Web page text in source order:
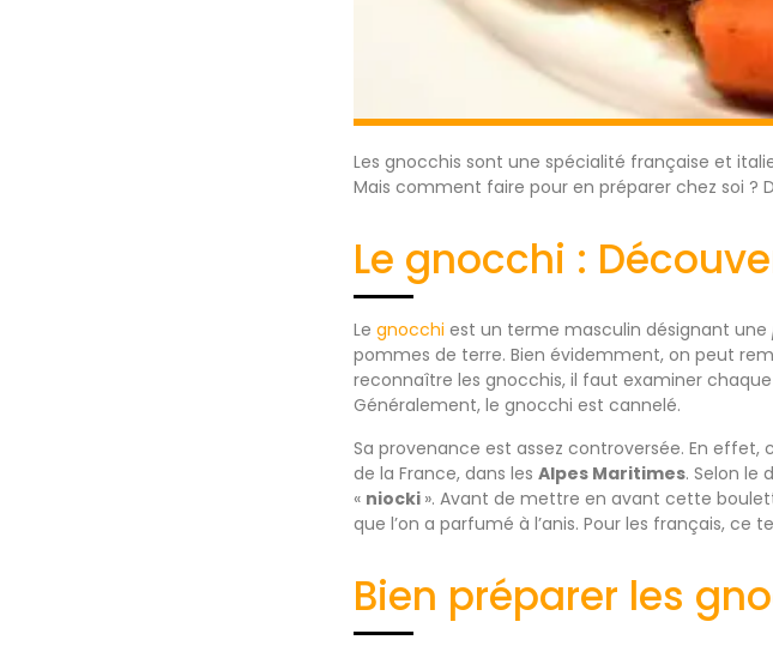
Les gnocchis sont une spécialité française et
Mais comment faire pour en préparer chez soi ?
Le gnocchi :
Le gnocchi est un terme masculin désignant une
pommes de terre. Bien évidemment, on peut
reconnaître les gnocchis, il faut examiner
Généralement, le gnocchi est cannelé.
Sa provenance est assez controversée. En effet,
de la France, dans les Alpes Maritimes. Selon le
« niocki ». Avant de mettre en avant cette
que l’on a parfumé à l’anis. Pour les français, ce
Bien préparer les